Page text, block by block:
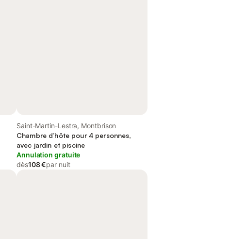
Saint-Martin-Lestra, Montbrison
Chambre d’hôte pour 4 personnes,
avec jardin et piscine
Annulation gratuite
dès108 €par nuit